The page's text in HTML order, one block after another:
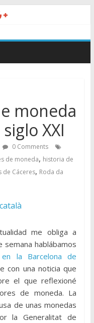
moneda
XXI
0 Comments
de moneda, historia de
de Cáceres, Roda da
me obliga a
semana hablábamos
en la Barcelona de
con una noticia que
el que reflexioné
de moneda. La
de unas monedas
la Generalitat de